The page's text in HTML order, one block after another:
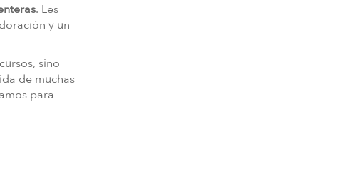
. Les
y un
sino
de muchas
para